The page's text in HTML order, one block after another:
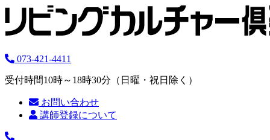
073-421-4411
受付時間10時～18時30分（日曜・祝日除く）
お問い合わせ
講師登録について